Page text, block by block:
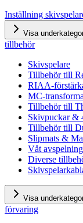
Inställning
Visa
tillbehör
Skivspelare
Tillbehör till
RIAA-
MC-
Tillbehör till
Skivpuckar &
Tillbehör till
Slipmats &
Våt avspelning
Diverse
Visa
förvaring